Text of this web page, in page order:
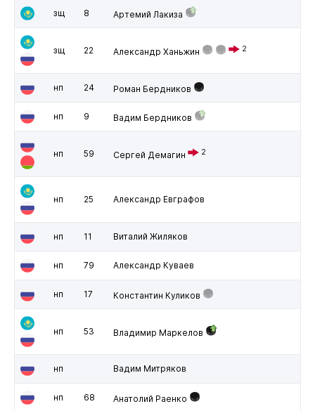
зщ 8 Артемий Лакиза
зщ 22 Александр Ханьжин 2
нп 24 Роман Бердников
нп 9 Вадим Бердников
нп 59 Сергей Демагин 2
нп 25 Александр Евграфов
нп 11 Виталий Жиляков
нп 79 Александр Куваев
нп 17 Константин Куликов
нп 53 Владимир Маркелов
нп Вадим Митряков
нп 68 Анатолий Раенко